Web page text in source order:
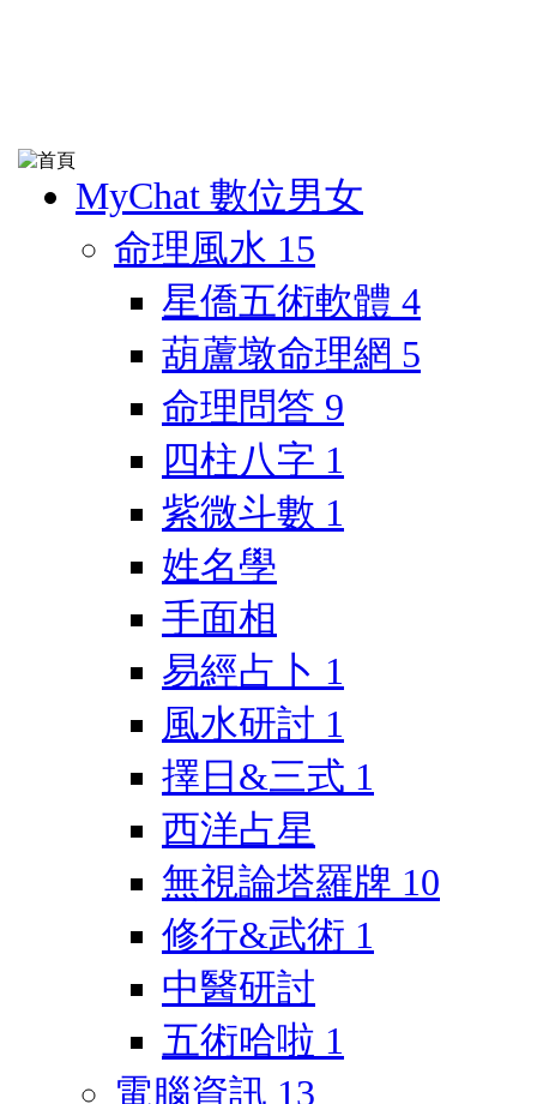
MyChat 數位男女
命理風水 15
星僑五術軟體 4
葫蘆墩命理網 5
命理問答 9
四柱八字 1
紫微斗數 1
姓名學
手面相
易經占卜 1
風水研討 1
擇日&三式 1
西洋占星
無視論塔羅牌 10
修行&武術 1
中醫研討
五術哈啦 1
電腦資訊 13